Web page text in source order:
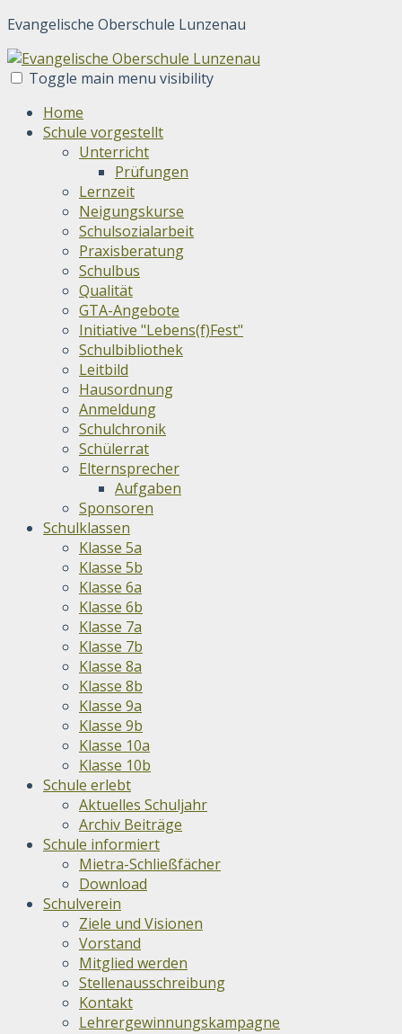
Evangelische Oberschule Lunzenau
Toggle main menu visibility
Home
Schule vorgestellt
Unterricht
Prüfungen
Lernzeit
Neigungskurse
Schulsozialarbeit
Praxisberatung
Schulbus
Qualität
GTA-Angebote
Initiative "Lebens(f)Fest"
Schulbibliothek
Leitbild
Hausordnung
Anmeldung
Schulchronik
Schülerrat
Elternsprecher
Aufgaben
Sponsoren
Schulklassen
Klasse 5a
Klasse 5b
Klasse 6a
Klasse 6b
Klasse 7a
Klasse 7b
Klasse 8a
Klasse 8b
Klasse 9a
Klasse 9b
Klasse 10a
Klasse 10b
Schule erlebt
Aktuelles Schuljahr
Archiv Beiträge
Schule informiert
Mietra-Schließfächer
Download
Schulverein
Ziele und Visionen
Vorstand
Mitglied werden
Stellenausschreibung
Kontakt
Lehrergewinnungskampagne